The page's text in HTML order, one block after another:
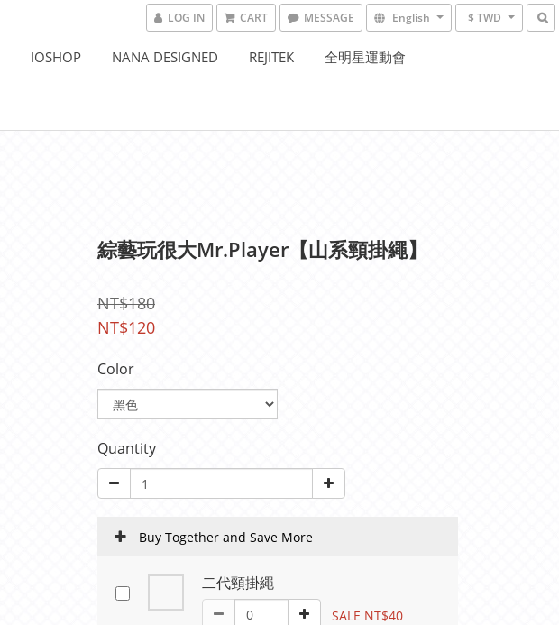
LOG IN CART MESSAGE English $ TWD
IOSHOP NANA DESIGNED REJITEK
全明星運動會
綜藝玩很大Mr.Player【山系頸掛繩】
NT$180
NT$120
Color
Quantity
Buy Together and Save More
二代頸掛繩
SALE NT$40